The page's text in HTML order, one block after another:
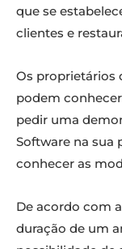
que se
clientes e
Os proprietários
podem
pedir uma
Software na sua
conhecer as
De acordo com
duração de um